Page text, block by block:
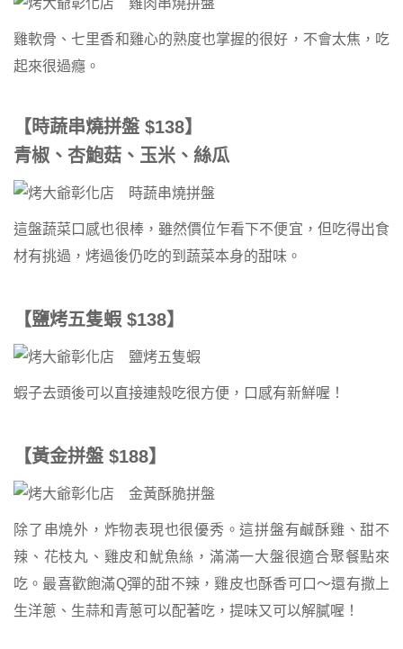
雞軟骨、七里香和雞心的熟度也掌握的很好，不會太焦，吃
起來很過癮。
【時蔬串燒拼盤 $138】
青椒、杏鮑菇、玉米、絲瓜
這盤蔬菜口感也很棒，雖然價位乍看下不便宜，但吃得出食
材有挑過，烤過後仍吃的到蔬菜本身的甜味。
【鹽烤五隻蝦 $138】
蝦子去頭後可以直接連殼吃很方便，口感有新鮮喔！
【黃金拼盤 $188】
除了串燒外，炸物表現也很優秀。這拼盤有鹹酥雞、甜不
辣、花枝丸、雞皮和魷魚絲，滿滿一大盤很適合聚餐點來
吃。最喜歡飽滿Q彈的甜不辣，雞皮也酥香可口～還有撒上
生洋蔥、生蒜和青蔥可以配著吃，提味又可以解膩喔！